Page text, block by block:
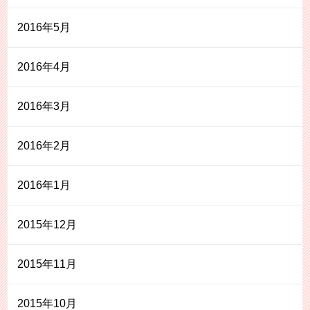
2016年5月
2016年4月
2016年3月
2016年2月
2016年1月
2015年12月
2015年11月
2015年10月